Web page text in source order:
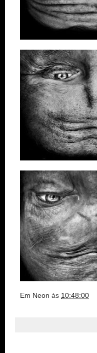
Em Neon às 10:48:00